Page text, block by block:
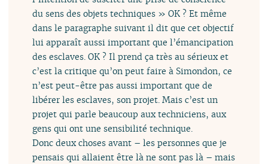
du sens des objets techniques » OK ? Et même
dans le paragraphe suivant il dit que cet objectif
lui apparaît aussi important que l’émancipation
des esclaves. OK ? Il prend ça très au sérieux et
c’est la critique qu’on peut faire à Simondon, ce
n’est peut-être pas aussi important que de
libérer les esclaves, son projet. Mais c’est un
projet qui parle beaucoup aux techniciens, aux
gens qui ont une sensibilité technique.
Donc deux choses avant – les personnes que je
pensais qui allaient être là ne sont pas là – mais